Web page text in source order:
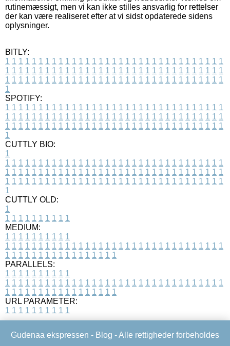
rutinemæssigt, men vi kan ikke stilles ansvarlig for rettelser
der kan være realiseret efter at vi sidst opdaterede sidens
oplysninger.
BITLY:
1 1 1 1 1 1 1 1 1 1 1 1 1 1 1 1 1 1 1 1 1 1 1 1 1 1 1 1 1 1 1 1 1
1 1 1 1 1 1 1 1 1 1 1 1 1 1 1 1 1 1 1 1 1 1 1 1 1 1 1 1 1 1 1 1 1
1 1 1 1 1 1 1 1 1 1 1 1 1 1 1 1 1 1 1 1 1 1 1 1 1 1 1 1 1 1 1 1 1
1
SPOTIFY:
1 1 1 1 1 1 1 1 1 1 1 1 1 1 1 1 1 1 1 1 1 1 1 1 1 1 1 1 1 1 1 1 1
1 1 1 1 1 1 1 1 1 1 1 1 1 1 1 1 1 1 1 1 1 1 1 1 1 1 1 1 1 1 1 1 1
1 1 1 1 1 1 1 1 1 1 1 1 1 1 1 1 1 1 1 1 1 1 1 1 1 1 1 1 1 1 1 1 1
1
CUTTLY BIO:
1
1 1 1 1 1 1 1 1 1 1 1 1 1 1 1 1 1 1 1 1 1 1 1 1 1 1 1 1 1 1 1 1 1
1 1 1 1 1 1 1 1 1 1 1 1 1 1 1 1 1 1 1 1 1 1 1 1 1 1 1 1 1 1 1 1 1
1 1 1 1 1 1 1 1 1 1 1 1 1 1 1 1 1 1 1 1 1 1 1 1 1 1 1 1 1 1 1 1 1
1
CUTTLY OLD:
1
1 1 1 1 1 1 1 1 1 1
MEDIUM:
1 1 1 1 1 1 1 1 1 1
1 1 1 1 1 1 1 1 1 1 1 1 1 1 1 1 1 1 1 1 1 1 1 1 1 1 1 1 1 1 1 1 1
1 1 1 1 1 1 1 1 1 1 1 1 1 1 1 1 1
PARALLELS:
1 1 1 1 1 1 1 1 1 1
1 1 1 1 1 1 1 1 1 1 1 1 1 1 1 1 1 1 1 1 1 1 1 1 1 1 1 1 1 1 1 1 1
1 1 1 1 1 1 1 1 1 1 1 1 1 1 1 1 1
URL PARAMETER:
1 1 1 1 1 1 1 1 1 1
Gudenaa ekspressen - Blog - Alle rettigheder forbeholdes